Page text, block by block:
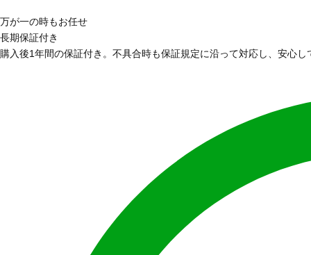
万が一の時もお任せ
長期保証付き
購入後1年間の保証付き。不具合時も保証規定に沿って対応し、安心